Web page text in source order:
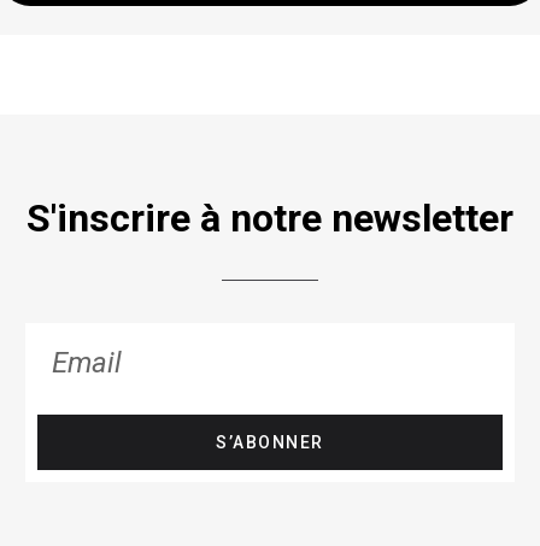
S'inscrire à notre newsletter
S’ABONNER